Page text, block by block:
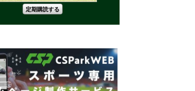
定期購読する